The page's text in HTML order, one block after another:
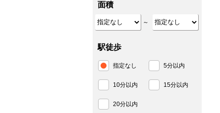
面積
～
駅徒歩
指定なし 5分以内
10分以内 15分以内
20分以内